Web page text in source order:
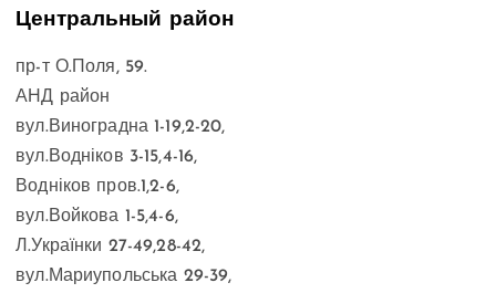
Центральный район
пр-т О.Поля, 59.
АНД район
вул.Виноградна 1-19,2-20,
вул.Водніков 3-15,4-16,
Водніков пров.1,2-6,
вул.Войкова 1-5,4-6,
Л.Українки 27-49,28-42,
вул.Мариупольська 29-39,